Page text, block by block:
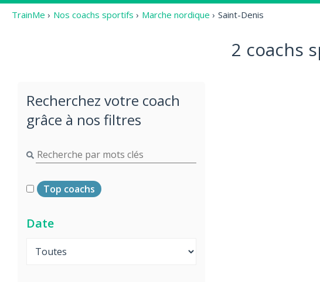
TrainMe › Nos coachs sportifs › Marche nordique › Saint-Denis
Recherchez votre coach
grâce à nos filtres
Top coachs
Date
2 coachs